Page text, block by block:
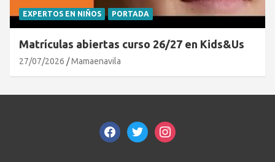
EXPERTOS EN NIÑOS PORTADA
Matrículas abiertas curso 26/27 en Kids&Us
27/07/2026 Mamaenavila
facebooktwitterinstagram